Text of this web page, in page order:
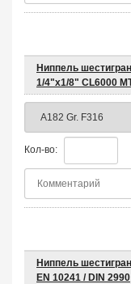
Ниппель
1/4"х1/8" CL6000
Кол-во:
Ниппель
EN 10241 / DIN 2990